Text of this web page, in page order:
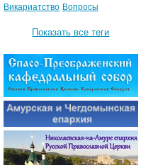
Викариатство Вопросы
Показать все теги